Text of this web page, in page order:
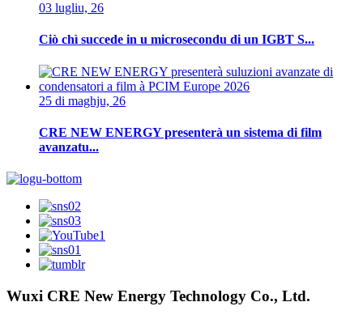
03 lugliu, 26
Ciò chì succede in u microsecondu di un IGBT S...
25 di maghju, 26
CRE NEW ENERGY presenterà un sistema di film
avanzatu...
Wuxi CRE New Energy Technology Co., Ltd.